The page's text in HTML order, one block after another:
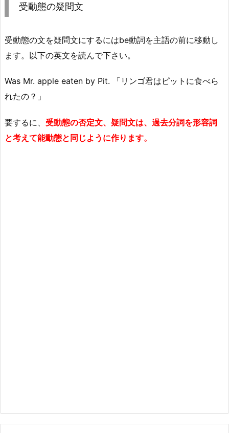
受動態の疑問文
受動態の文を疑問文にするにはbe動詞を主語の前に移動し
ます。以下の英文を読んで下さい。
Was Mr. apple eaten by Pit. 「リンゴ君はピットに食べら
れたの？」
要するに、 受動態の否定文、疑問文は、過去分詞を形容詞
と考えて能動態と同じように作ります。